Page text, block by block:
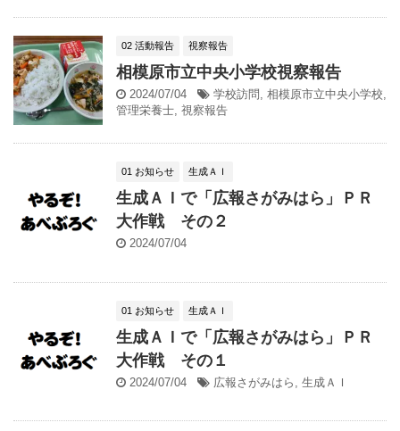
02 活動報告 視察報告
相模原市立中央小学校視察報告
2024/07/04 学校訪問 , 相模原市立中央小学校,
管理栄養士, 視察報告
01 お知らせ 生成ＡＩ
生成ＡＩで「広報さがみはら」ＰＲ
大作戦 その２
2024/07/04
01 お知らせ 生成ＡＩ
生成ＡＩで「広報さがみはら」ＰＲ
大作戦 その１
2024/07/04 広報さがみはら 生成ＡＩ